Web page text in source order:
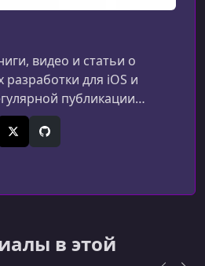
видео и статьи о
для iOS и
публикации
мы также проводим
продвинутым темам
X (Twitter)GitHub
в этой